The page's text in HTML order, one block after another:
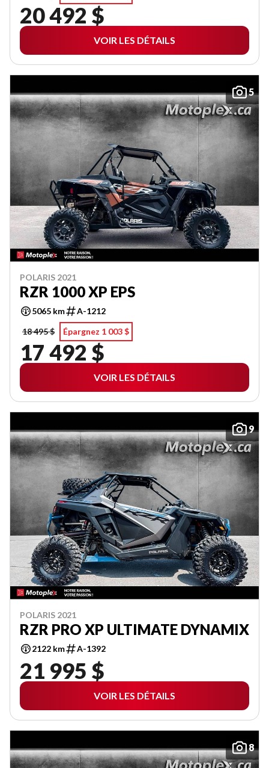
20 492 $
VOIR LES DÉTAILS
5
POLARIS 2021
RZR 1000 XP EPS
5065 km
A-1212
18 495 $
Épargnez 1 003 $
17 492 $
VOIR LES DÉTAILS
9
POLARIS 2021
RZR PRO XP ULTIMATE DYNAMIX
2122 km A-1392
21 995 $
VOIR LES DÉTAILS
8